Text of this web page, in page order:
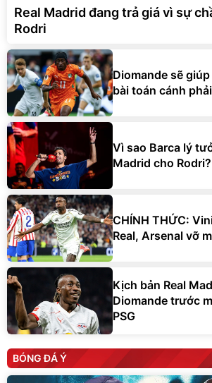
Real Madrid đang trả giá vì sự
Rodri
Diomande sẽ
bài toán cánh
Vì sao Barca lý
Madrid cho Rodri?
CHÍNH THỨC:
Real, Arsenal vỡ
Kịch bản Real
Diomande trước
PSG
BÓNG ĐÁ Ý